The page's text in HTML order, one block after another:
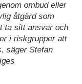
ombud eller
åtgärd som
ta sitt ansvar och
i riskgrupper att
säger Stefan